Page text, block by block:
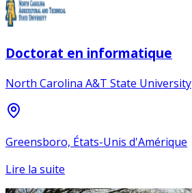
Doctorat en informatique
North Carolina A&T State University
Greensboro, États-Unis d'Amérique
Lire la suite